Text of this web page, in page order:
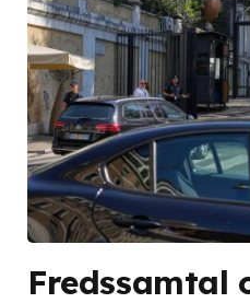
Fredssamtal